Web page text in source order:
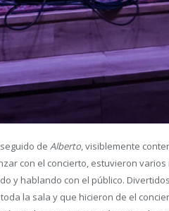
, seguido de Alberto , visiblemente
con el concierto, estuvieron
y hablando con el público.
la sala y que hicieron de el